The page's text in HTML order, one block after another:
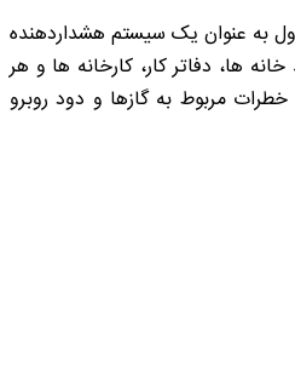
به عنوان یک سیستم هشداردهنده
ها، دفاتر کار، کارخانه ها و هر
مربوط به گازها و دود روبرو